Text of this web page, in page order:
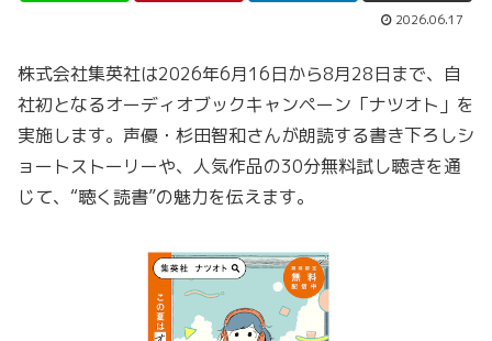
2026.06.17
株式会社集英社は2026年6月16日から8月28日まで、自
社初となるオーディオブックキャンペーン「ナツオト」を
実施します。声優・杉田智和さんが朗読する書き下ろしシ
ョートストーリーや、人気作品の30分無料試し聴きを通
じて、“聴く読書”の魅力を伝えます。